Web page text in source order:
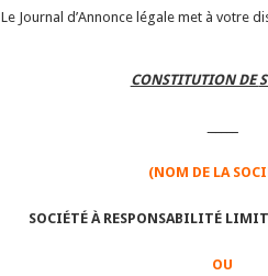
Le Journal d’Annonce légale met à votre
CONSTITUTION DE
(NOM DE LA
SOCIÉTÉ À RESPONSABILITÉ
OU